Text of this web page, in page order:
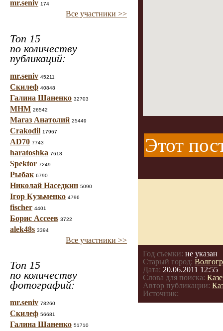
mr.seniv 174
Все участники >>
Топ 15
по количеству
публикаций:
mr.seniv 45211
Скилеф 40848
Галина Шаненко 32703
МНМ 26542
Магаз Анатолий 25449
Crakodil 17967
AD70 7743
haratoshka 7618
Spektor 7249
Рыбак 6790
Николай Наседкин 5090
Ігор Кузьменко 4796
fischer 4401
Борис Ассеев 3722
alek48s 3394
Все участники >>
Топ 15
по количеству
фотографий:
mr.seniv 78260
Скилеф 56681
Галина Шаненко 51710
Этот
Год съемки: не указан
Старый город:
Дата: 20.06.2011 12:55
Слова для поиска:
Автор публикации:
Источник: